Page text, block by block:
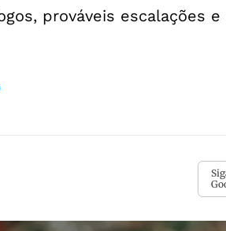
prováveis escalações